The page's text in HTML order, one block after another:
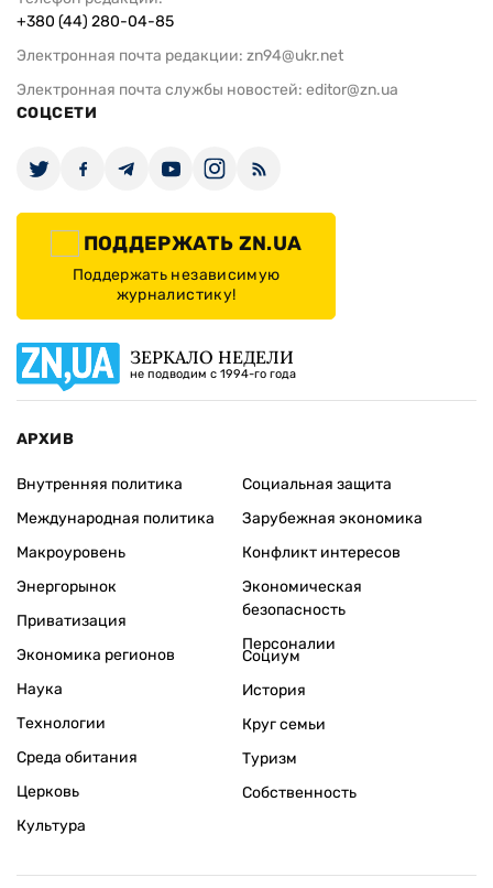
+380 (44) 280-04-85
Электронная почта редакции: zn94@ukr.net
Электронная почта службы новостей: editor@zn.ua
СОЦСЕТИ
ПОДДЕРЖАТЬ ZN.UA
Поддержать независимую
журналистику!
ЗЕРКАЛО НЕДЕЛИ
не подводим с 1994-го года
АРХИВ
Внутренняя политика
Международная политика
Макроуровень
Энергорынок
Приватизация
Экономика регионов
Социальная защита
Зарубежная экономика
Конфликт интересов
Экономическая
безопасность
Персоналии
Наука
Технологии
Среда обитания
Церковь
Культура
Социум
История
Круг семьи
Туризм
Собственность